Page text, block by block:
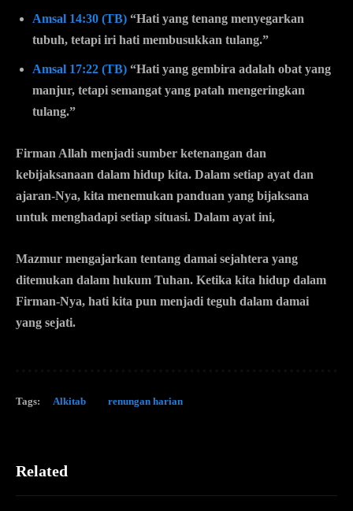
Amsal 14:30 (TB) “Hati yang tenang menyegarkan
tubuh, tetapi iri hati membusukkan tulang.”
Amsal 17:22 (TB) “Hati yang gembira adalah obat yang
manjur, tetapi semangat yang patah mengeringkan
tulang.”
Firman Allah menjadi sumber ketenangan dan
kebijaksanaan dalam hidup kita. Dalam setiap ayat dan
ajaran-Nya, kita menemukan panduan yang bijaksana
untuk menghadapi setiap situasi. Dalam ayat ini,
Mazmur mengajarkan tentang damai sejahtera yang
ditemukan dalam hukum Tuhan. Ketika kita hidup dalam
Firman-Nya, hati kita pun menjadi teguh dalam damai
yang sejati.
Tags: Alkitab renungan harian
Related